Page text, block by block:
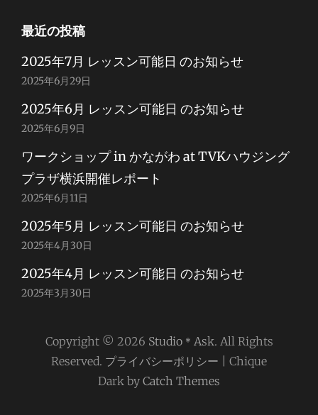
最近の投稿
2025年7月 レッスン可能日 のお知らせ
2025年6月29日
2025年6月 レッスン可能日 のお知らせ
2025年6月9日
ワークショップ in かながわ at TVKハウジング
プラザ横浜開催レポート
2025年6月11日
2025年5月 レッスン可能日 のお知らせ
2025年4月30日
2025年4月 レッスン可能日 のお知らせ
2025年3月30日
Copyright © 2026 Studio＊Ask. All Rights
Reserved. プライバシーポリシー | Chique
Dark by Catch Themes